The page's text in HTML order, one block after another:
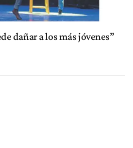
dañar a los más jóvenes”